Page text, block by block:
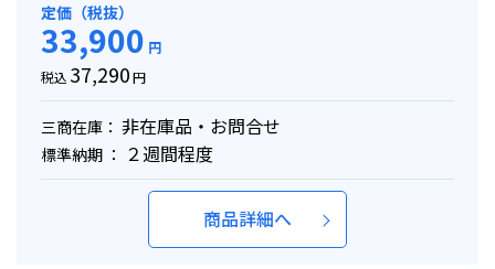
定価（税抜）
33,900 円
税込 37,290円
三商在庫： 非在庫品・お問合せ
標準納期 ： ２週間程度
商品詳細へ